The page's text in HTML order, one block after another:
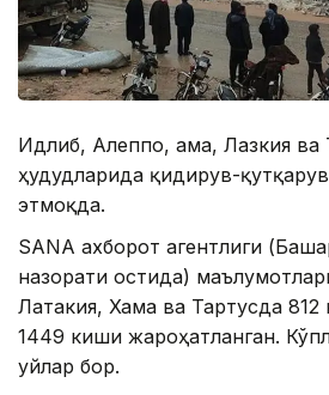
Идлиб, Алеппо, Ҳама, Лазкия ва
ҳудудларида қидирув-
этмоқда.
SANA ахборот агентлиги
назорати остида)
Латакия, Хама ва Тартусда 812
1449 киши жароҳатланган.
уйлар бор.